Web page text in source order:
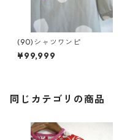
(90)シャツワンピ
¥99,999
同じカテゴリの商品